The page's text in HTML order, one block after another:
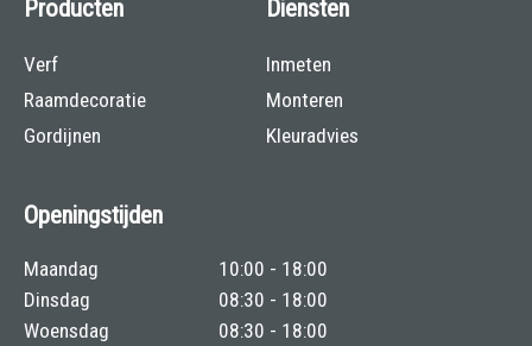
Producten
Verf
Raamdecoratie
Gordijnen
Diensten
Inmeten
Monteren
Kleuradvies
Openingstijden
Maandag
10:00 - 18:00
Dinsdag
08:30 - 18:00
Woensdag
08:30 - 18:00